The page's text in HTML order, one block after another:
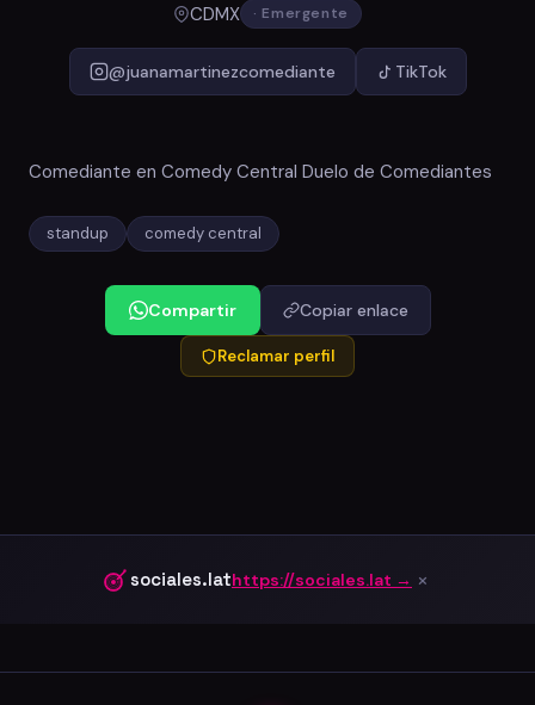
CDMX · Emergente
@juanamartinezcomediante TikTok
Comediante en Comedy Central Duelo de Comediantes
standup comedy central
Compartir Copiar enlace
Reclamar perfil
sociales.lathttps://sociales.lat → ×